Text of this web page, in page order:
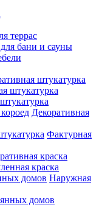
террас
бани и сауны
штукатурка
Декоративная
Фактурная
краска
краска
Наружная